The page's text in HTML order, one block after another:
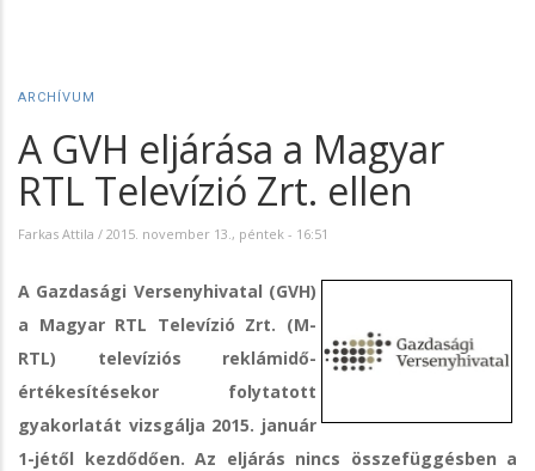
ARCHÍVUM
A GVH eljárása a Magyar
RTL Televízió Zrt. ellen
Farkas Attila / 2015. november 13., péntek - 16:51
A Gazdasági Versenyhivatal (GVH)
a Magyar RTL Televízió Zrt. (M-
RTL) televíziós reklámidő-
értékesítésekor folytatott
gyakorlatát vizsgálja 2015. január
1-jétől kezdődően. Az eljárás nincs összefüggésben a